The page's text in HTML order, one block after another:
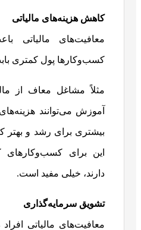
کاهش هزینه‌های مالیاتی
معافیت‌های مالیاتی
کسب‌وکارها پول کمتری
مثلاً مشاغل معاف از
آموزش می‌توانند
بیشتری برای رشد و بهتر
این برای
دارند، خیلی مفید است.
تشویق سرمایه‌گذاری
معافیت‌های مالیاتی